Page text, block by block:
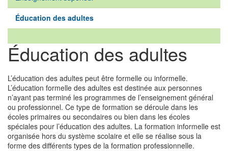
Éducation des adultes
Éducation des adultes
L’éducation des adultes peut être formelle ou informelle.
L’éducation formelle des adultes est destinée aux personnes
n’ayant pas terminé les programmes de l’enseignement général
ou professionnel. Ce type de formation se déroule dans les
écoles primaires ou secondaires ou bien dans les écoles
spéciales pour l’éducation des adultes. La formation informelle est
organisée hors du système scolaire et elle se réalise sous la
forme des différents types de la formation professionnelle.